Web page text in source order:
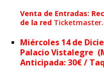
Venta de Entradas:
de la red
Miércoles 14 de
Palacio Vistalegre
Anticipada: 30€ /